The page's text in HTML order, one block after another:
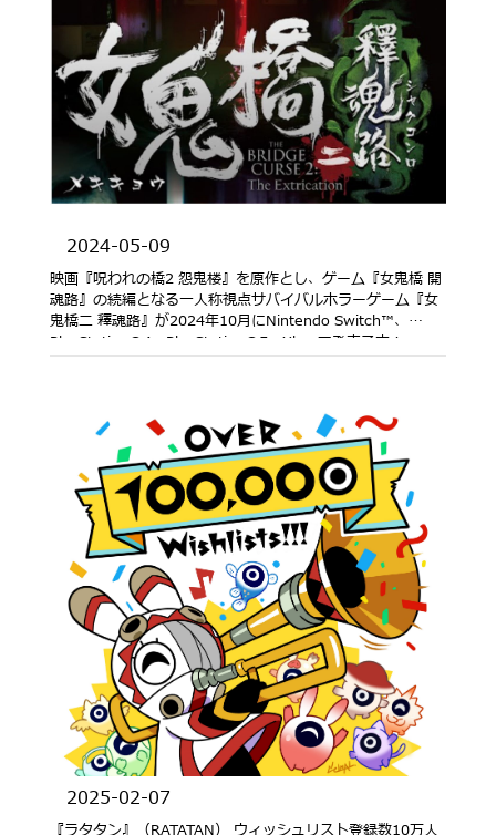
2024-05-09
映画『呪われの橋2 怨鬼楼』を原作とし、ゲーム『女鬼橋 開
魂路』の続編となる一人称視点サバイバルホラーゲーム『女
鬼橋二 釋魂路』が2024年10月にNintendo Switch™、
PlayStation®4、PlayStation®5、Xboxで発売予定！
2025-02-07